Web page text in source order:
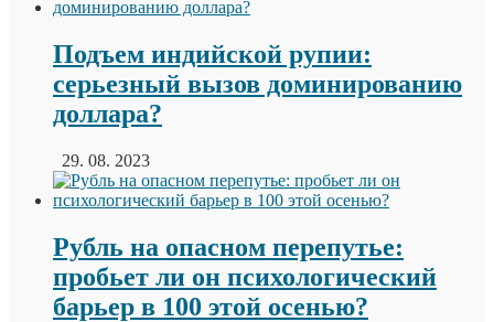
Подъем индийской рупии:
серьезный вызов доминированию
доллара?
29. 08. 2023
Рубль на опасном перепутье:
пробьет ли он психологический
барьер в 100 этой осенью?